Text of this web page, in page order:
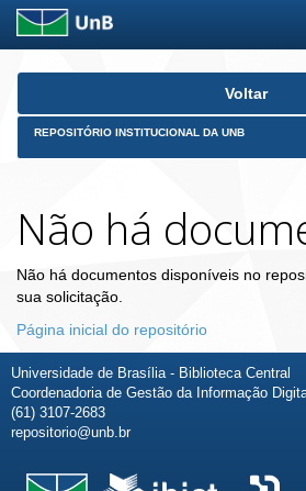
Skip
Voltar
REPOSITÓRIO INSTITUCIONAL DA UNB
Não há
Não há documentos disponíveis no
sua solicitação.
Página inicial do repositório
Universidade de Brasília - Biblioteca Central
Coordenadoria de Gestão da Informação
(61) 3107-2683
repositorio@unb.br